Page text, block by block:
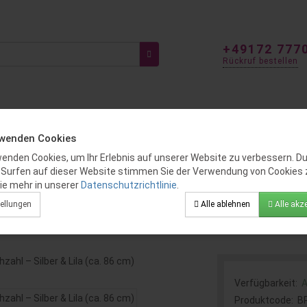
Cookies
Cookies, um Ihr Erlebnis auf unserer Website zu verbessern.
auf dieser Website stimmen Sie der Verwendung von Cookies
mehr in unserer Datenschutzrichtlinie.
Alle ablehnen Alle
+49172
Rückruf bestellen
– Silber & Lila (ca. 86
Verfügbarkeit:
Produktcode: